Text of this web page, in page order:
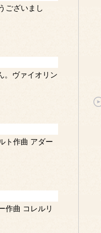
ございまし
。ヴァイオリン
ト作曲 アダー
作曲 コレルリ